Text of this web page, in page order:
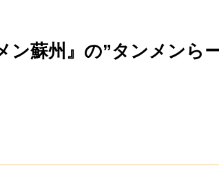
ン蘇州』の”タンメンら